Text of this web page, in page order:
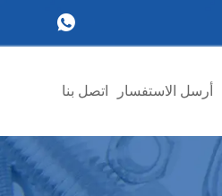
أرسل الاستفسار اتصل بنا